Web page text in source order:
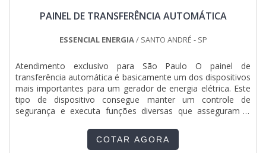
automático.Esse serviço é utilizado em variados processos e
incrementa a produção de uma empresa, tornando o
padrões que compõem a marca registrada tornando o uso
indispensável na atualidade.A EMPRESA CERTA DE
MONTAGEM DE CALDEIRAS A GÁSSomente na Serv-Cal é
possível encontrar o que há de melhor no mercado de
industrial. Aqui os clientes encontram o melhor valor da
montagem de caldeira gás de todo o mercado, o serviço
ainda conta com um rendimento térmico superior a 88%..
PAINEL DE TRANSFERÊNCIA AUTOMÁTICA
ESSENCIAL ENERGIA/ SANTO ANDRÉ - SP
Atendimento exclusivo para São Paulo O painel de
transferência automática é basicamente um dos dispositivos
mais importantes para um gerador de energia elétrica. Este
tipo de dispositivo consegue manter um controle de
segurança e executa funções diversas que asseguram o
colabora para a correta atuação do gerador, garantindo a
boa distribuição da energia e evitando transtornos
COTAR AGORA